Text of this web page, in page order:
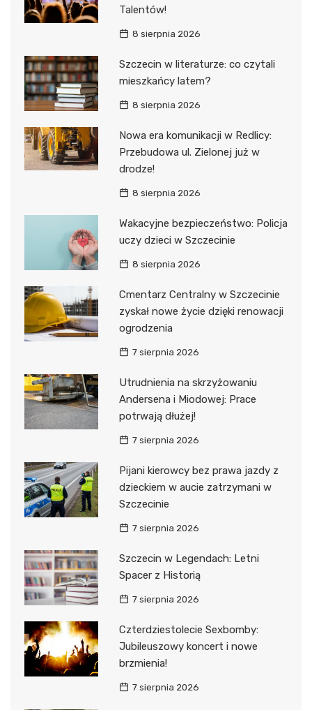
Talentów!
8 sierpnia 2026
Szczecin w literaturze: co czytali
mieszkańcy latem?
8 sierpnia 2026
Nowa era komunikacji w Redlicy:
Przebudowa ul. Zielonej już w
drodze!
8 sierpnia 2026
Wakacyjne bezpieczeństwo: Policja
uczy dzieci w Szczecinie
8 sierpnia 2026
Cmentarz Centralny w Szczecinie
zyskał nowe życie dzięki renowacji
ogrodzenia
7 sierpnia 2026
Utrudnienia na skrzyżowaniu
Andersena i Miodowej: Prace
potrwają dłużej!
7 sierpnia 2026
Pijani kierowcy bez prawa jazdy z
dzieckiem w aucie zatrzymani w
Szczecinie
7 sierpnia 2026
Szczecin w Legendach: Letni
Spacer z Historią
7 sierpnia 2026
Czterdziestolecie Sexbomby:
Jubileuszowy koncert i nowe
brzmienia!
7 sierpnia 2026